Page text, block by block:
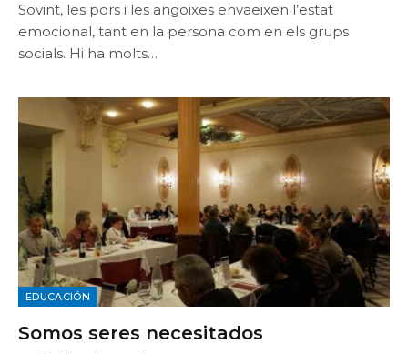
Sovint, les pors i les angoixes envaeixen l’estat
emocional, tant en la persona com en els grups
socials. Hi ha molts…
EDUCACIÓN
Somos seres necesitados